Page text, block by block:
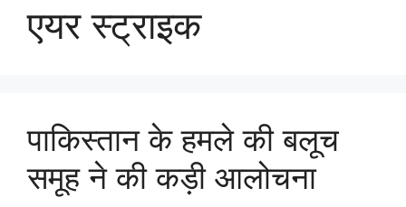
एयर स्ट्राइक
पाकिस्तान के हमले की बलूच
समूह ने की कड़ी आलोचना